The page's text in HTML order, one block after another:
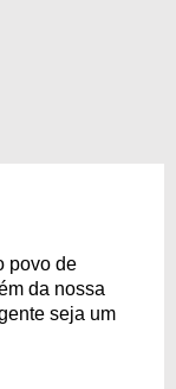
povo de
da nossa
seja um